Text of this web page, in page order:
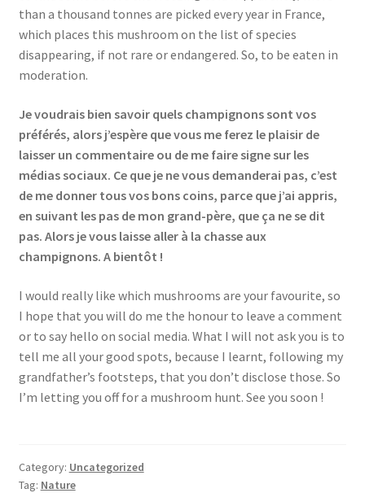
than a thousand tonnes are picked every year in France,
which places this mushroom on the list of species
disappearing, if not rare or endangered. So, to be eaten in
moderation.
Je voudrais bien savoir quels champignons sont vos
préférés, alors j’espère que vous me ferez le plaisir de
laisser un commentaire ou de me faire signe sur les
médias sociaux. Ce que je ne vous demanderai pas, c’est
de me donner tous vos bons coins, parce que j’ai appris,
en suivant les pas de mon grand-père, que ça ne se dit
pas. Alors je vous laisse aller à la chasse aux
champignons. A bientôt !
I would really like which mushrooms are your favourite, so
I hope that you will do me the honour to leave a comment
or to say hello on social media. What I will not ask you is to
tell me all your good spots, because I learnt, following my
grandfather’s footsteps, that you don’t disclose those. So
I’m letting you off for a mushroom hunt. See you soon !
Category: Uncategorized
Tag: Nature